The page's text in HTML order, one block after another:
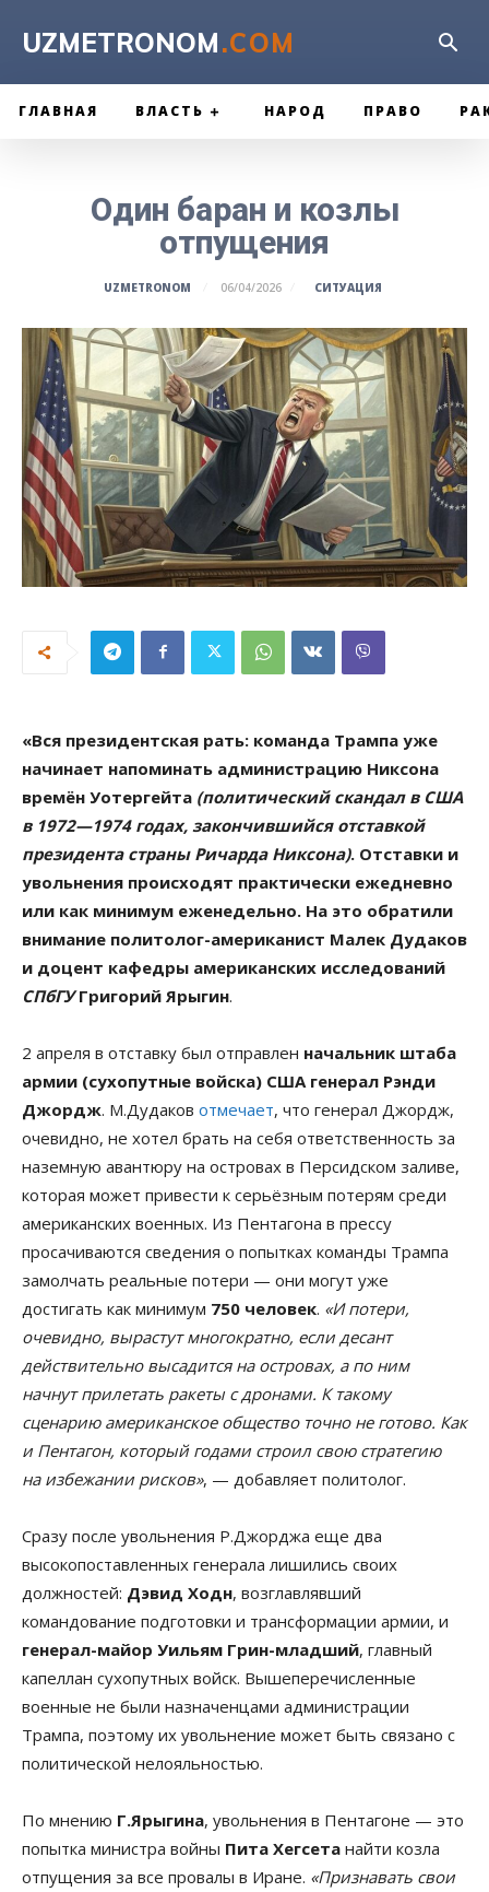
UZMETRONOM.COM
ГЛАВНАЯ ВЛАСТЬ НАРОД ПРАВО
Один баран и козлы
отпущения
UZMETRONOM 06/04/2026 СИТУАЦИЯ
«Вся президентская рать: команда Трампа уже
начинает напоминать администрацию Никсона
времён Уотергейта (политический скандал в США
в 1972—1974 годах, закончившийся отставкой
президента страны Ричарда Никсона). Отставки и
увольнения происходят практически ежедневно
или как минимум еженедельно. На это обратили
внимание политолог-американист Малек Дудаков
и доцент кафедры американских исследований
СПбГУГригорий Ярыгин.
2 апреля в отставку был отправлен начальник штаба
армии (сухопутные войска) США генерал Рэнди
Джордж. М.Дудаков отмечает, что генерал Джордж,
очевидно, не хотел брать на себя ответственность за
наземную авантюру на островах в Персидском заливе,
которая может привести к серьёзным потерям среди
американских военных. Из Пентагона в прессу
просачиваются сведения о попытках команды Трампа
замолчать реальные потери — они могут уже
достигать как минимум 750 человек. «И потери,
очевидно, вырастут многократно, если десант
действительно высадится на островах, а по ним
начнут прилетать ракеты с дронами. К такому
сценарию американское общество точно не готово. Как
и Пентагон, который годами строил свою стратегию
на избежании рисков», — добавляет политолог.
Сразу после увольнения Р.Джорджа еще два
высокопоставленных генерала лишились своих
должностей: Дэвид Ходн, возглавлявший
командование подготовки и трансформации армии, и
генерал-майор Уильям Грин-младший, главный
капеллан сухопутных войск. Вышеперечисленные
военные не были назначенцами администрации
Трампа, поэтому их увольнение может быть связано с
политической нелояльностью.
По мнению Г.Ярыгина, увольнения в Пентагоне — это
попытка министра войны Пита Хегсета найти козла
отпущения за все провалы в Иране. «Признавать свои